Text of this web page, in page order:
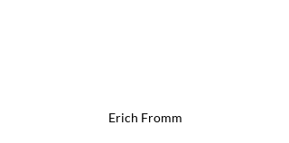
Erich Fromm